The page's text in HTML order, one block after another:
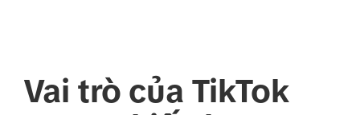
Vai trò của TikTok